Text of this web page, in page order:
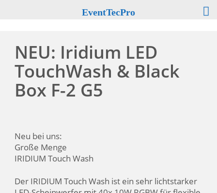
NEU: Iridium LED
TouchWash & Black
Box F-2 G5
Neu bei uns:
Große Menge
IRIDIUM Touch Wash
Der IRIDIUM Touch Wash ist ein sehr lichtstarker
EventTecPro